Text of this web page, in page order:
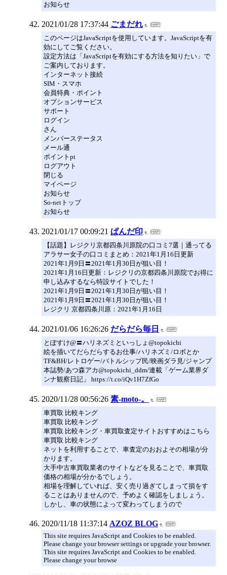
お知らせ
2021/01/28 17:37:44 ごまだれ
このページはJavaScriptを使用しています。JavaScriptを有
効にしてご覧ください。
設定方法は「JavaScriptを有効にする方法を知りたい」で
ご案内しております。
インターネット接続
SIM・スマホ
会員特典・ポイント
オプションサービス
サポート
ログイン
さん
メンバーステータス
メール通
ポイントpt
ログアウト
閉じる
マイページ
お知らせ
So-netトップ
お知らせ
2021/01/17 00:09:21 ぱんだ印
【話題】レジクリ京都四条川原院の口コミ7選｜通ってる
アラサー女子の口コミまとめ：2021年1月16日更新
2021年1月9日〓2021年1月30日が狙い目！
2021年1月16日更新：レジクリの京都四条川原院でお得に
申し込みするなら特設サイトでした！
2021年1月9日〓2021年1月30日が狙い目！
2021年1月9日〓2021年1月30日が狙い目！
レジクリ 京都四条川原：2021年1月16日
2021/01/06 16:26:26 だらだら毎日
とぽすけ@〓ハリネズミといっしょ@topokichi
絵を描いてだらだらするお仕事/ハリネズミ/ロボとか
TF&BH/レトロゲー/バトルシップ民/映画ダラ見/ジャンプ
本誌勢/あつ森アカ@topokichi_ddm/連載「ゲーム業界ダ
ンナ観察日記」 https://t.co/iQv1H7ZfGo
2020/11/28 00:56:26 素-moto-。
車買取 比較キング
車買取 比較キング
車買取 比較キング・車買取査定サイトおすすめはこちら
車買取 比較キング
ネットを利用することで、車査定のおおよその相場が分
かります。
大手中古車買取業者のサイトなどを見ることで、車買取
価格の相場が分かるでしょう。
相場を理解していれば、安く売り過ぎてしまって損をす
ることはありませんので、予めよく確認をしましょう。
しかし、車の状態によって変わってしまうので
2020/11/18 11:37:14 AZOZ BLOG
This site requires JavaScript and Cookies to be enabled.
Please change your browser settings or upgrade your browser.
This site requires JavaScript and Cookies to be enabled.
Please change your browse